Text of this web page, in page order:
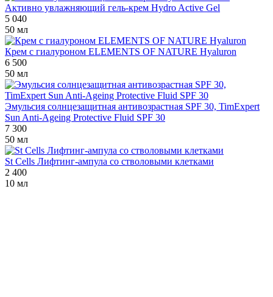
Активно увлажняющий гель-крем Hydro Active Gel
5 040
50 мл
Крем с гиалуроном ELEMENTS OF NATURE Hyaluron
6 500
50 мл
Эмульсия солнцезащитная антивозрастная SPF 30, TimExpert
Sun Anti-Ageing Protective Fluid SPF 30
7 300
50 мл
St Cells Лифтинг-ампула со стволовыми клетками
2 400
10 мл